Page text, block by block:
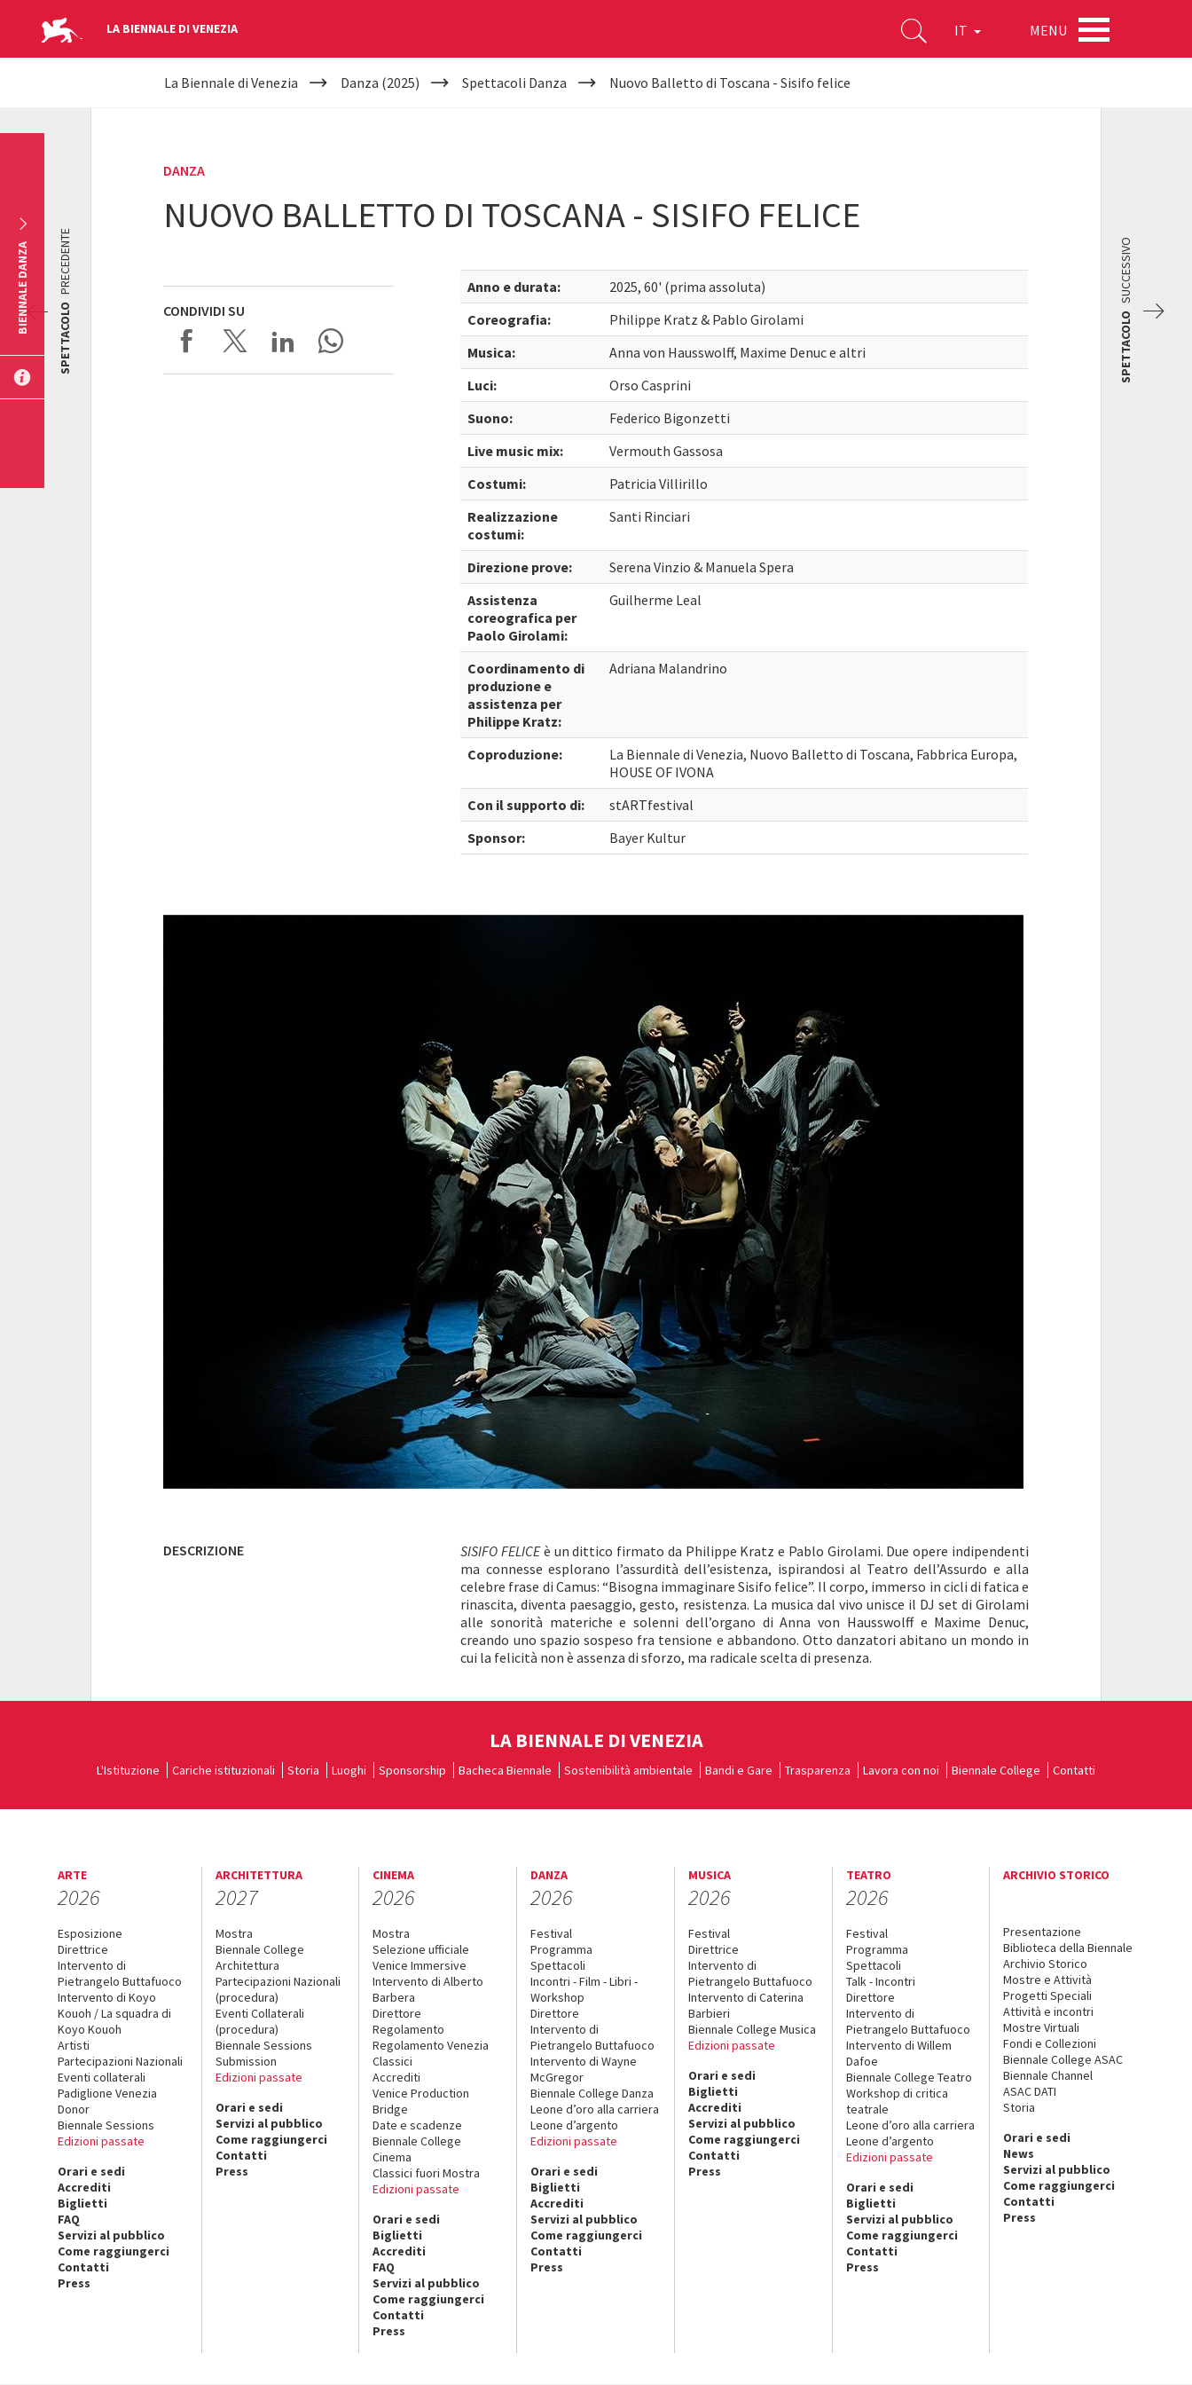
LA BIENNALE DI VENEZIA IT MENU
YOUR
La Biennale di Venezia Danza (2025) Spettacoli Danza Nuovo Balletto di Toscana - Sisifo felice
DANZA
NUOVO BALLETTO DI TOSCANA - SISIFO FELICE
CONDIVIDI SU
Anno e durata:
2025, 60' (prima assoluta)
Coreografia:
Philippe Kratz & Pablo Girolami
Musica:
Anna von Hausswolff, Maxime Denuc e altri
Luci:
Orso Casprini
Suono:
Federico Bigonzetti
Live music mix:
Vermouth Gassosa
Costumi:
Patricia Villirillo
Realizzazione
costumi:
Santi Rinciari
Direzione prove:
Serena Vinzio & Manuela Spera
Assistenza
coreografica per
Paolo Girolami:
Guilherme Leal
Coordinamento di
produzione e
assistenza per
Philippe Kratz:
Adriana Malandrino
Coproduzione:
La Biennale di Venezia, Nuovo Balletto di Toscana, Fabbrica Europa,
HOUSE OF IVONA
Con il supporto di:
stARTfestival
Sponsor:
Bayer Kultur
SPETTACOLO
SUCCESSIVO
SPETTACOLO
PRECEDENTE
DESCRIZIONE SISIFO FELICEè un dittico firmato da Philippe Kratz e Pablo Girolami. Due opere indipendenti
ma connesse esplorano l’assurdità dell’esistenza, ispirandosi al Teatro dell’Assurdo e alla
celebre frase di Camus: “Bisogna immaginare Sisifo felice”. Il corpo, immerso in cicli di fatica e
rinascita, diventa paesaggio, gesto, resistenza. La musica dal vivo unisce il DJ set di Girolami
alle sonorità materiche e solenni dell’organo di Anna von Hausswolff e Maxime Denuc,
creando uno spazio sospeso fra tensione e abbandono. Otto danzatori abitano un mondo in
cui la felicità non è assenza di sforzo, ma radicale scelta di presenza.
BIENNALE DANZA
LA BIENNALE DI VENEZIA
L'Istituzione Cariche istituzionali Storia Luoghi Sponsorship Bacheca Biennale Sostenibilità ambientale Bandi e Gare Trasparenza Lavora con noi Biennale College Contatti
ARTE
2026
Esposizione
Direttrice
Intervento di
Pietrangelo Buttafuoco
Intervento di Koyo
Kouoh / La squadra di
Koyo Kouoh
Artisti
Partecipazioni Nazionali
Eventi collaterali
Padiglione Venezia
Donor
Biennale Sessions
Edizioni passate
Orari e sedi
Accrediti
Biglietti
FAQ
Servizi al pubblico
Come raggiungerci
Contatti
Press
ARCHITETTURA
2027
Mostra
Biennale College
Architettura
Partecipazioni Nazionali
(procedura)
Eventi Collaterali
(procedura)
Biennale Sessions
Submission
Edizioni passate
Orari e sedi
Servizi al pubblico
Come raggiungerci
Contatti
Press
CINEMA
2026
Mostra
Selezione ufficiale
Venice Immersive
Intervento di Alberto
Barbera
Direttore
Regolamento
Regolamento Venezia
Classici
Accrediti
Venice Production
Bridge
Date e scadenze
Biennale College
Cinema
Classici fuori Mostra
Edizioni passate
Orari e sedi
Biglietti
Accrediti
FAQ
Servizi al pubblico
Come raggiungerci
Contatti
Press
DANZA
2026
Festival
Programma
Spettacoli
Incontri - Film - Libri -
Workshop
Direttore
Intervento di
Pietrangelo Buttafuoco
Intervento di Wayne
McGregor
Biennale College Danza
Leone d’oro alla carriera
Leone d’argento
Edizioni passate
Orari e sedi
Biglietti
Accrediti
Servizi al pubblico
Come raggiungerci
Contatti
Press
MUSICA
2026
Festival
Direttrice
Intervento di
Pietrangelo Buttafuoco
Intervento di Caterina
Barbieri
Biennale College Musica
Edizioni passate
Orari e sedi
Biglietti
Accrediti
Servizi al pubblico
Come raggiungerci
Contatti
Press
TEATRO
2026
Festival
Programma
Spettacoli
Talk - Incontri
Direttore
Intervento di
Pietrangelo Buttafuoco
Intervento di Willem
Dafoe
Biennale College Teatro
Workshop di critica
teatrale
Leone d’oro alla carriera
Leone d’argento
Edizioni passate
Orari e sedi
Biglietti
Servizi al pubblico
Come raggiungerci
Contatti
Press
ARCHIVIO STORICO
Presentazione
Biblioteca della Biennale
Archivio Storico
Mostre e Attività
Progetti Speciali
Attività e incontri
Mostre Virtuali
Fondi e Collezioni
Biennale College ASAC
Biennale Channel
ASAC DATI
Storia
Orari e sedi
News
Servizi al pubblico
Come raggiungerci
Contatti
Press